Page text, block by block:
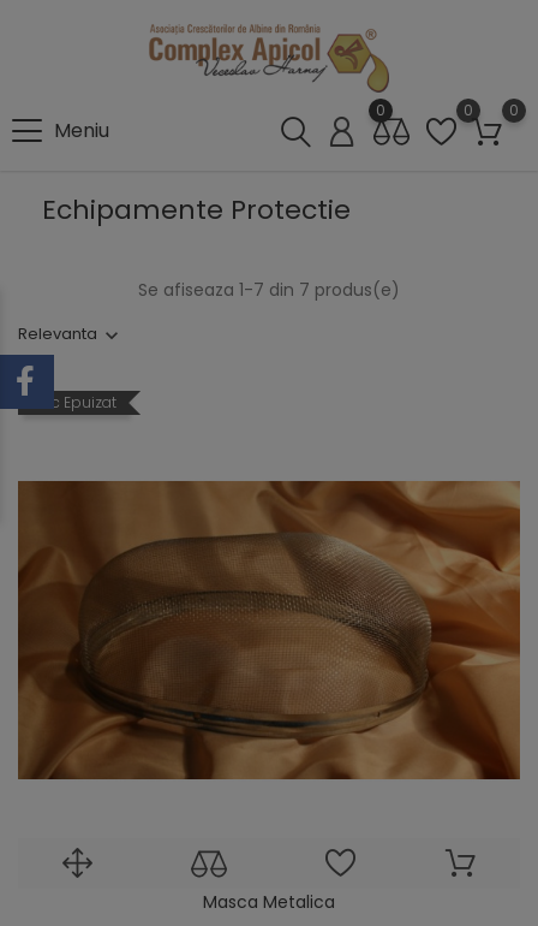
Meniu
0 0 0
Echipamente Protectie
Relevanta
Se afiseaza 1-7 din 7 produs(e)
Stoc Epuizat
Masca Metalica